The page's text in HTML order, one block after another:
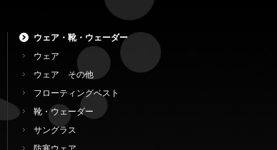
ウェア・靴・ウェーダー
ウェア
ウェア その他
フローティングベスト
靴・ウェーダー
サングラス